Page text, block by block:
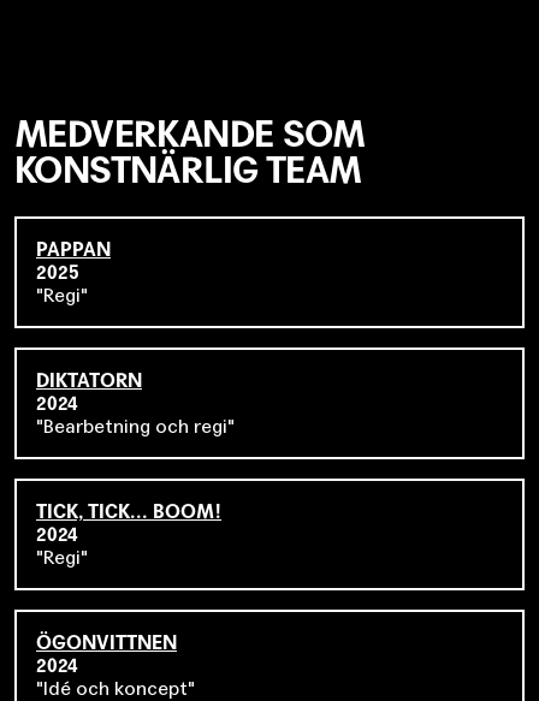
MEDVERKANDE SOM
KONSTNÄRLIG TEAM
PAPPAN
2025
Regi
DIKTATORN
2024
Bearbetning och regi
TICK, TICK... BOOM!
2024
Regi
ÖGONVITTNEN
2024
Idé och koncept